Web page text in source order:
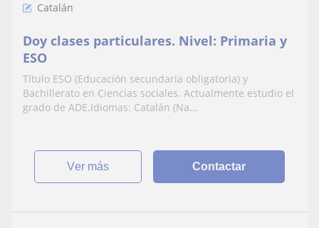
Catalán
Doy clases particulares. Nivel: Primaria y
ESO
Título ESO (Educación secundaria obligatoria) y
Bachillerato en Ciencias sociales. Actualmente estudio el
grado de ADE.Idiomas: Catalán (Na...
ver más Contactar